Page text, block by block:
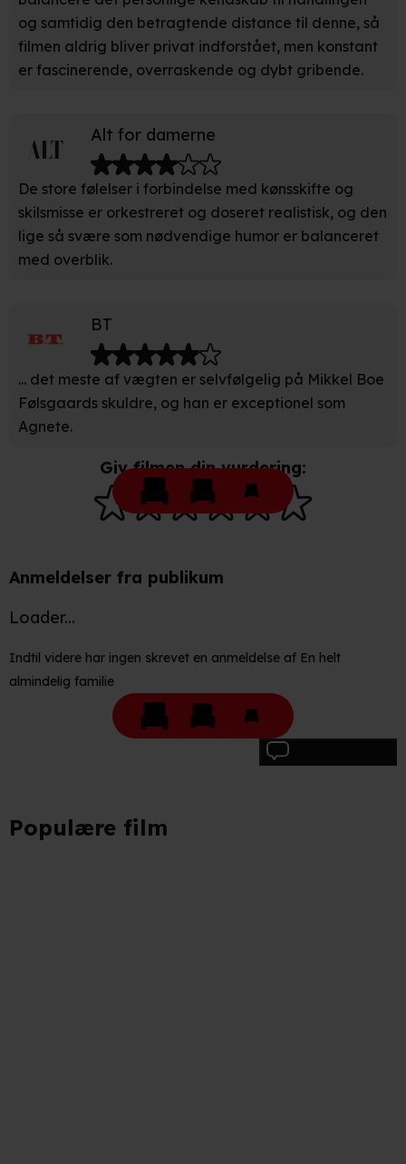
præferencer og til markedsføring.
Når vi anvender cookies, behandler vi kortvarigt din IP-
behandling af dine personoplysninger i både vores
privatlivspolitikogcookiepolitik.
og samtidig den betragtende distance til denne, så
filmen aldrig bliver privat indforstået, men konstant
er fascinerende, overraskende og dybt gribende.
Alt for damerne
De store følelser i forbindelse med kønsskifte og
skilsmisse er orkestreret og doseret realistisk, og den
lige så svære som nødvendige humor er balanceret
med overblik.
BT
... det meste af vægten er selvfølgelig på Mikkel Boe
Følsgaards skuldre, og han er exceptionel som
Agnete.
Giv filmen din vurdering:
Anmeldelser fra publikum
Loader...
Indtil videre har ingen skrevet en anmeldelse af En helt
almindelig familie
Populære film